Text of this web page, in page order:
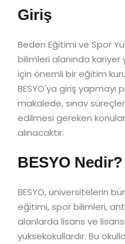
Giriş
Beden Eğitimi ve Spor
bilimleri alanında
için önemli bir eğitim
BESYO'ya giriş
makalede, sınav
edilmesi gereken
alınacaktır.
BESYO Nedir?
BESYO, üniversitelerin
eğitimi, spor bilimleri,
alanlarda lisans ve
yüksekokullardır. Bu